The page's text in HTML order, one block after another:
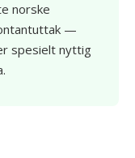
norske
—
spesielt nyttig